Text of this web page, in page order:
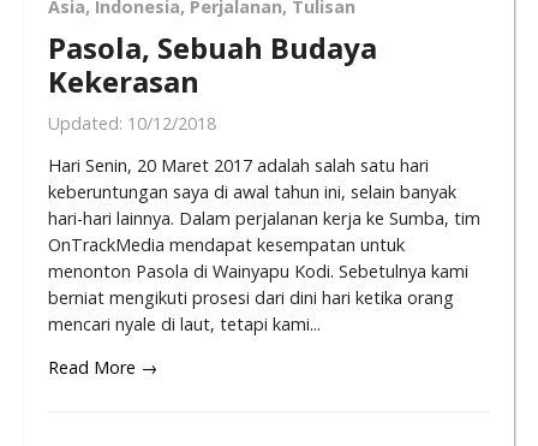
Asia, Indonesia, Perjalanan, Tulisan
Pasola, Sebuah Budaya
Kekerasan
Updated: 10/12/2018
Hari Senin, 20 Maret 2017 adalah salah satu hari
keberuntungan saya di awal tahun ini, selain banyak
hari-hari lainnya. Dalam perjalanan kerja ke Sumba, tim
OnTrackMedia mendapat kesempatan untuk
menonton Pasola di Wainyapu Kodi. Sebetulnya kami
berniat mengikuti prosesi dari dini hari ketika orang
mencari nyale di laut, tetapi kami...
Read More →